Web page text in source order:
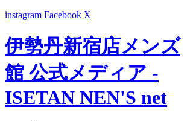
instagram Facebook X
伊勢丹新宿店メンズ
館 公式メディア -
ISETAN NEN'S net